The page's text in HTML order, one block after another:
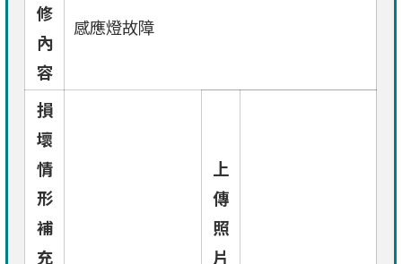
修
內
容
感應燈故障
損
壞
情
形
補
充
上
傳
照
片